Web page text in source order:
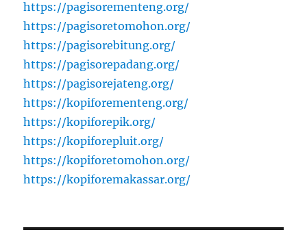
https://pagisorementeng.org/
https://pagisoretomohon.org/
https://pagisorebitung.org/
https://pagisorepadang.org/
https://pagisorejateng.org/
https://kopiforementeng.org/
https://kopiforepik.org/
https://kopiforepluit.org/
https://kopiforetomohon.org/
https://kopiforemakassar.org/